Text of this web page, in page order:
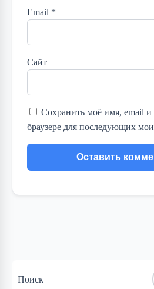
Email *
Сайт
Сохранить моё имя, email и
браузере для последующих
Поиск